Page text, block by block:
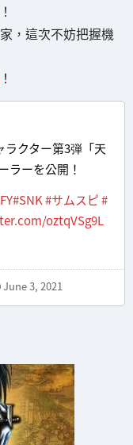
，這次不妨把握機
！
ラクター第3弾「天
ラーを公開！
#SNK#サムスピ#
oztqVSg9L
June 3, 2021